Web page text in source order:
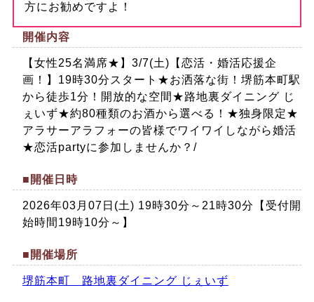
方にお勧めですよ！
開催内容
【女性25名満席★】3/7(土)【恋活・婚活応援企
画！】19時30分スタート★お洒落な街！堺筋本町駅
から徒歩1分！開放的な空間★路地裏ダイニング じ
ぇいず★約80種類のお酒から選べる！★独身限定★
アラサーアラフォーの皆様でワイワイしながら婚活
★恋活partyに参加しませんか？/
■開催日時
2026年03月07日(土) 19時30分～21時30分【受付開
始時間19時10分～】
■開催場所
堺筋本町 路地裏ダイニング じぇいず